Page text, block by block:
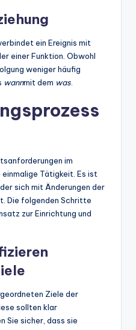
ein Ereignis mit
einer Funktion. Obwohl
weniger häufig
wannmit dem was.
im
Tätigkeit. Es ist
sich mit Änderungen der
Die folgenden Schritte
zur Einrichtung und
Ziele der
sollten klar
Sie sicher, dass sie